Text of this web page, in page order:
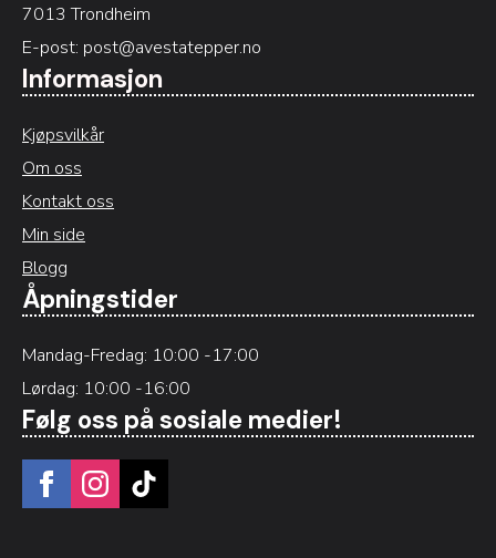
7013 Trondheim
E-post: post@avestatepper.no
Informasjon
Kjøpsvilkår
Om oss
Kontakt oss
Min side
Blogg
Åpningstider
Mandag-Fredag: 10:00 -17:00
Lørdag: 10:00 -16:00
Følg oss på sosiale medier!